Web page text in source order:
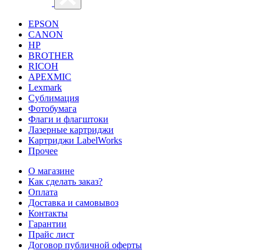
EPSON
CANON
HP
BROTHER
RICOH
APEXMIC
Lexmark
Сублимация
Фотобумага
Флаги и флагштоки
Лазерные картриджи
Картриджи LabelWorks
Прочее
О магазине
Как сделать заказ?
Оплата
Доставка и самовывоз
Контакты
Гарантии
Прайс лист
Договор публичной оферты